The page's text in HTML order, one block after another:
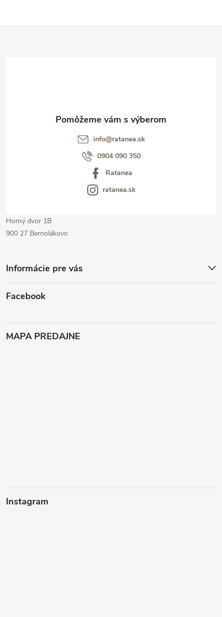
Informácie pre vás
Facebook
info@ratanea.sk
0904 090 350
Ratanea
ratanea.sk
Horný dvor 1B
900 27 Bernolákovo
MAPA PREDAJNE
Instagram